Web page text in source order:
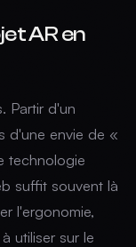
AR en
Partir d'un
d'une envie de «
technologie
suffit souvent là
l'ergonomie,
utiliser sur le